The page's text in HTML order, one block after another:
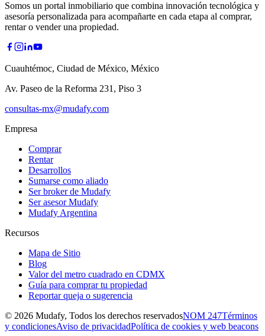
Somos un portal inmobiliario que combina innovación tecnológica y
asesoría personalizada para acompañarte en cada etapa al comprar,
rentar o vender una propiedad.
Cuauhtémoc, Ciudad de México, México
Av. Paseo de la Reforma 231, Piso 3
consultas-mx@mudafy.com
Empresa
Comprar
Rentar
Desarrollos
Sumarse como aliado
Ser broker de Mudafy
Ser asesor Mudafy
Mudafy Argentina
Recursos
Mapa de Sitio
Blog
Valor del metro cuadrado en CDMX
Guía para comprar tu propiedad
Reportar queja o sugerencia
© 2026 Mudafy, Todos los derechos reservadosNOM 247Términos
y condicionesAviso de privacidadPolítica de cookies y web beacons